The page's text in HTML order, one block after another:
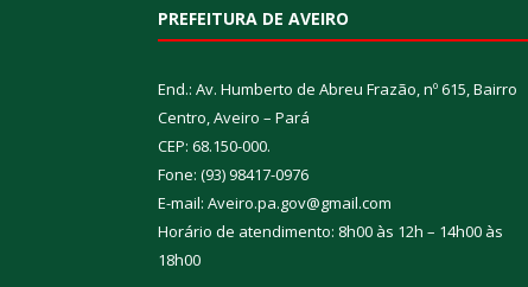
PREFEITURA DE AVEIRO
End.: Av. Humberto de Abreu Frazão, nº 615, Bairro
Centro, Aveiro – Pará
CEP: 68.150-000.
Fone: (93) 98417-0976
E-mail: Aveiro.pa.gov@gmail.com
Horário de atendimento: 8h00 às 12h – 14h00 às
18h00